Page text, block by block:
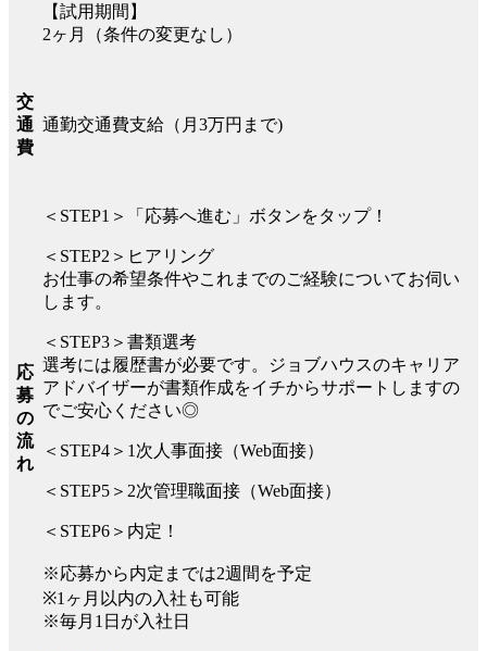
【試用期間】
2ヶ月（条件の変更なし）
交
通
費
通勤交通費支給（月3万円まで)
応
募
の
流
れ
＜STEP1＞「応募へ進む」ボタンをタップ！
＜STEP2＞ヒアリング
お仕事の希望条件やこれまでのご経験についてお伺い
します。
＜STEP3＞書類選考
選考には履歴書が必要です。ジョブハウスのキャリア
アドバイザーが書類作成をイチからサポートしますの
でご安心ください◎
＜STEP4＞1次人事面接（Web面接）
＜STEP5＞2次管理職面接（Web面接）
＜STEP6＞内定！
※応募から内定までは2週間を予定
※1ヶ月以内の入社も可能
※毎月1日が入社日